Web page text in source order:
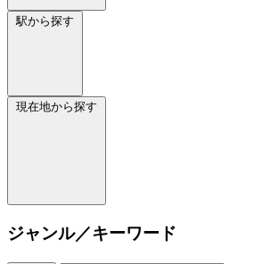
駅から探す
現在地から探す
ジャンル／キーワード